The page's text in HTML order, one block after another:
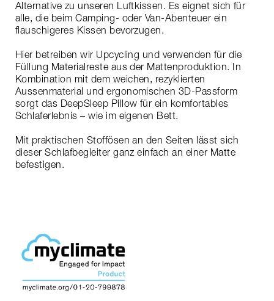
Alternative zu unseren Luftkissen. Es eignet sich für
alle, die beim Camping- oder Van-Abenteuer ein
flauschigeres Kissen bevorzugen.
Hier betreiben wir Upcycling und verwenden für die
Füllung Materialreste aus der Mattenproduktion. In
Kombination mit dem weichen, rezyklierten
Aussenmaterial und ergonomischen 3D-Passform
sorgt das DeepSleep Pillow für ein komfortables
Schlaferlebnis – wie im eigenen Bett.
Mit praktischen Stoffösen an den Seiten lässt sich
dieser Schlafbegleiter ganz einfach an einer Matte
befestigen.